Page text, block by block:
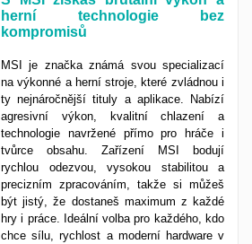
herní technologie bez
kompromisů
MSI je značka známá svou specializací
na výkonné a herní stroje, které zvládnou i
ty nejnáročnější tituly a aplikace. Nabízí
agresivní výkon, kvalitní chlazení a
technologie navržené přímo pro hráče i
tvůrce obsahu. Zařízení MSI bodují
rychlou odezvou, vysokou stabilitou a
precizním zpracováním, takže si můžeš
být jistý, že dostaneš maximum z každé
hry i práce. Ideální volba pro každého, kdo
chce sílu, rychlost a moderní hardware v